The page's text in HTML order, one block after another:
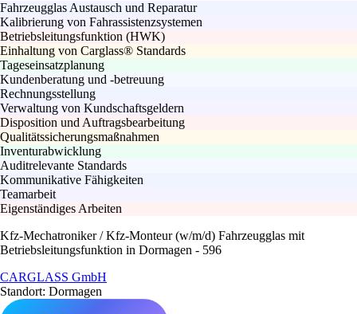
Fahrzeugglas Austausch und Reparatur
Kalibrierung von Fahrassistenzsystemen
Betriebsleitungsfunktion (HWK)
Einhaltung von Carglass® Standards
Tageseinsatzplanung
Kundenberatung und -betreuung
Rechnungsstellung
Verwaltung von Kundschaftsgeldern
Disposition und Auftragsbearbeitung
Qualitätssicherungsmaßnahmen
Inventurabwicklung
Auditrelevante Standards
Kommunikative Fähigkeiten
Teamarbeit
Eigenständiges Arbeiten
Kfz-Mechatroniker / Kfz-Monteur (w/m/d) Fahrzeugglas mit
Betriebsleitungsfunktion in Dormagen - 596
CARGLASS GmbH
Standort: Dormagen